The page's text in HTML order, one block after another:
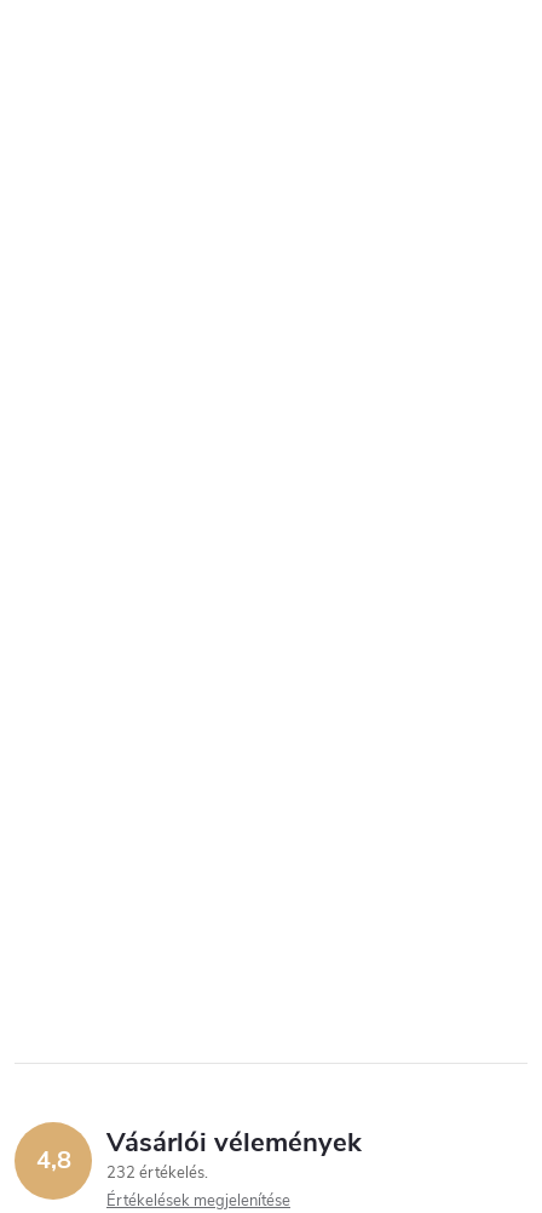
4,8 Vásárlói vélemények
232 értékelés
Értékelések megjelenítése